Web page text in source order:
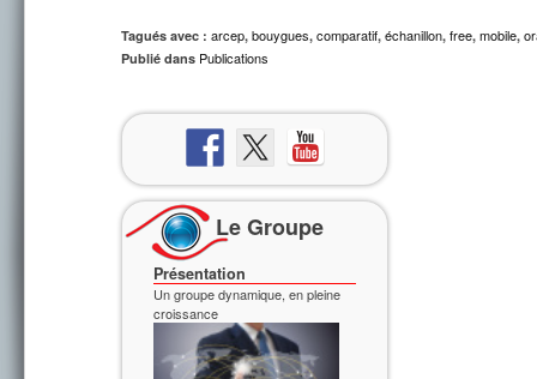
Tagués avec : arcep, bouygues, comparatif, échanillon, free, mobile,
Publié dans Publications
Le Groupe
Présentation
Un groupe dynamique, en pleine
croissance
Découvrez notre activité
Contrôle Inspection & Sécurité